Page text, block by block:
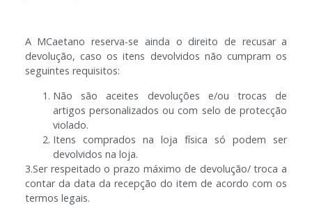
A MCaetano reserva-se ainda o direito de recusar a
devolução, caso os itens devolvidos não cumpram os
seguintes requisitos:
Não são aceites devoluções e/ou trocas de
artigos personalizados ou com selo de protecção
violado.
Itens comprados na loja física só podem ser
devolvidos na loja.
3.Ser respeitado o prazo máximo de devolução/ troca a
contar da data da recepção do item de acordo com os
termos legais.